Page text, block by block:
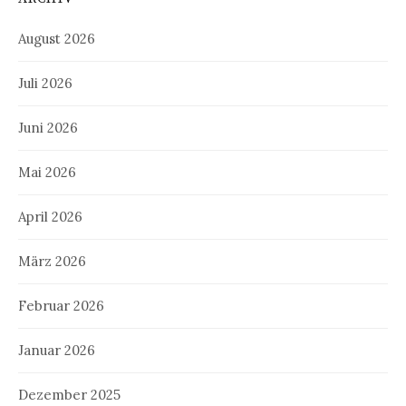
August 2026
Juli 2026
Juni 2026
Mai 2026
April 2026
März 2026
Februar 2026
Januar 2026
Dezember 2025